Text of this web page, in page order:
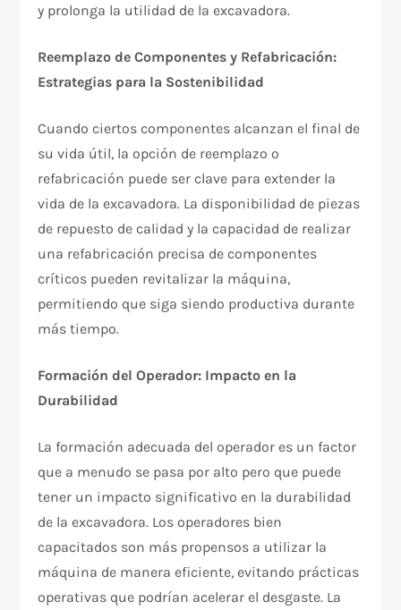
y prolonga la utilidad de la excavadora.
Reemplazo de Componentes y Refabricación:
Estrategias para la Sostenibilidad
Cuando ciertos componentes alcanzan el final de
su vida útil, la opción de reemplazo o
refabricación puede ser clave para extender la
vida de la excavadora. La disponibilidad de piezas
de repuesto de calidad y la capacidad de realizar
una refabricación precisa de componentes
críticos pueden revitalizar la máquina,
permitiendo que siga siendo productiva durante
más tiempo.
Formación del Operador: Impacto en la
Durabilidad
La formación adecuada del operador es un factor
que a menudo se pasa por alto pero que puede
tener un impacto significativo en la durabilidad
de la excavadora. Los operadores bien
capacitados son más propensos a utilizar la
máquina de manera eficiente, evitando prácticas
operativas que podrían acelerar el desgaste. La